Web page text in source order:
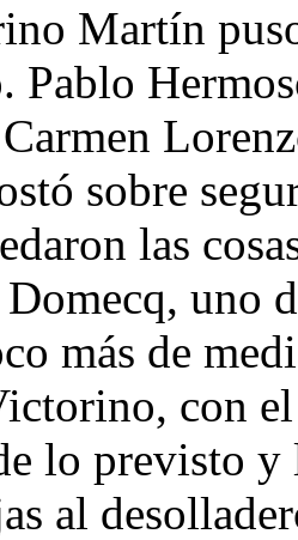
Martín
Pablo
sobre
las
Domecq, uno
más de
con
lo previsto y
al